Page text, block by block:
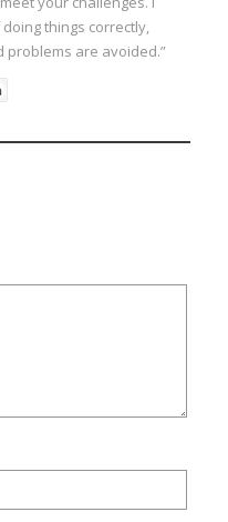
things correctly,
problems are avoided.”